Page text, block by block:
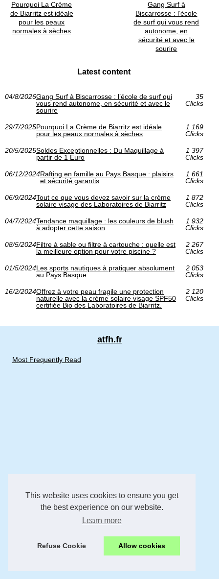
This website uses cookies to ensure you get
the best experience on our website.
Learn more
Refuse Cookie Allow cookies
Pourquoi La Crème
de Biarritz est idéale
pour les peaux
normales à sèches
Gang Surf à
Biscarrosse : l’école
de surf qui vous rend
autonome, en
sécurité et avec le
sourire
Latest content
04/8/2026Gang Surf à Biscarrosse : l’école de surf qui
vous rend autonome, en sécurité et avec le
sourire
35
Clicks
29/7/2025Pourquoi La Crème de Biarritz est idéale
pour les peaux normales à sèches
1 169
Clicks
20/5/2025Soldes Exceptionnelles : Du Maquillage à
partir de 1 Euro
1 397
Clicks
06/12/2024Rafting en famille au Pays Basque : plaisirs
et sécurité garantis
1 661
Clicks
06/9/2024Tout ce que vous devez savoir sur la crème
solaire visage des Laboratoires de Biarritz
1 872
Clicks
04/7/2024Tendance maquillage : les couleurs de blush
à adopter cette saison
1 932
Clicks
08/5/2024Filtre à sable ou filtre à cartouche : quelle est
la meilleure option pour votre piscine ?
2 267
Clicks
01/5/2024Les sports nautiques à pratiquer absolument
au Pays Basque
2 053
Clicks
16/2/2024Offrez à votre peau fragile une protection
naturelle avec la crème solaire visage SPF50
certifiée Bio des Laboratoires de Biarritz.
2 120
Clicks
atfh.fr
Most Frequently Read